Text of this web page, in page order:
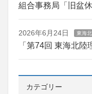
組合事務局「旧盆
2026年6月24日 東海
「第74回 東海北陸
カテゴリー